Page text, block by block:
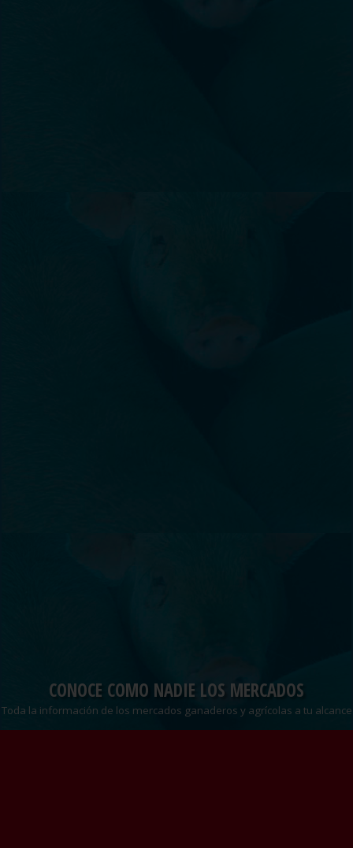
CONOCE COMO NADIE LOS MERCADOS
Toda la información de los mercados ganaderos y agrícolas a tu alcance